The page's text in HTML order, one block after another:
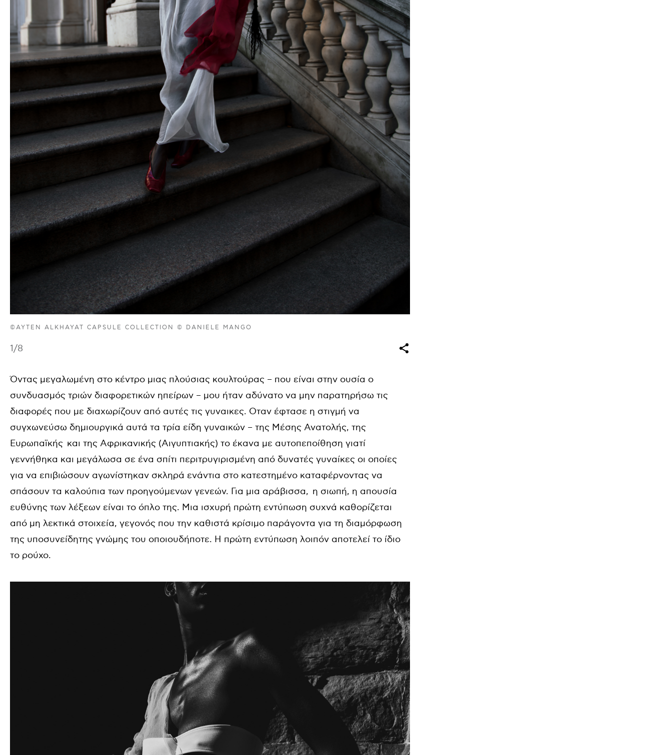
©AYTEN ALKHAYAT CAPSULE COLLECTION © DANIELE MANGO
1/8
Όντας μεγαλωμένη στο κέντρο μιας πλούσιας κουλτούρας – που είναι στην ουσία ο
συνδυασμός τριών διαφορετικών ηπείρων – μου ήταν αδύνατο να μην παρατηρήσω τις
διαφορές που με διαχωρίζουν από αυτές τις γυναικες. Οταν έφτασε η στιγμή να
συγχωνεύσω δημιουργικά αυτά τα τρία είδη γυναικών – της Μέσης Ανατολής, της
Ευρωπαϊκής και της Αφρικανικής (Αιγυπτιακής) το έκανα με αυτοπεποίθηση γιατί
γεννήθηκα και μεγάλωσα σε ένα σπίτι περιτρυγιρισμένη από δυνατές γυναίκες οι οποίες
για να επιβιώσουν αγωνίστηκαν σκληρά ενάντια στο κατεστημένο καταφέρνοντας να
σπάσουν τα καλούπια των προηγούμενων γενεών. Για μια αράβισσα, η σιωπή, η απουσία
ευθύνης των λέξεων είναι το όπλο της. Μια ισχυρή πρώτη εντύπωση συχνά καθορίζεται
από μη λεκτικά στοιχεία, γεγονός που την καθιστά κρίσιμο παράγοντα για τη διαμόρφωση
της υποσυνείδητης γνώμης του οποιουδήποτε. Η πρώτη εντύπωση λοιπόν αποτελεί το ίδιο
το ρούχο.